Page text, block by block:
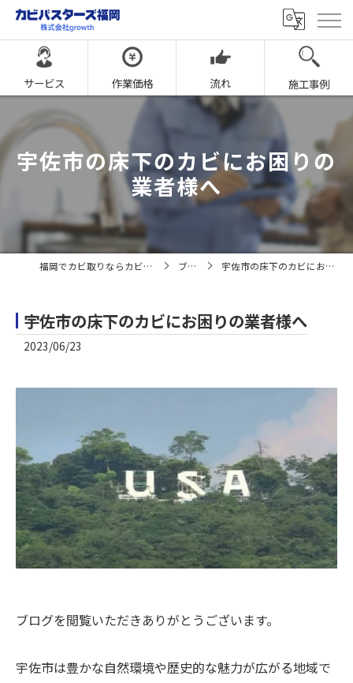
サービス 作業価格 流れ 施工事例
宇佐市の床下のカビにお困りの
業者様へ
福岡でカビ取りならカビバスターズ福岡 ブログ 宇佐市の床下のカビにお困りの業者様へ
宇佐市の床下のカビにお困りの業者様へ
2023/06/23
ブログを閲覧いただきありがとうございます。
宇佐市は豊かな自然環境や歴史的な魅力が広がる地域で